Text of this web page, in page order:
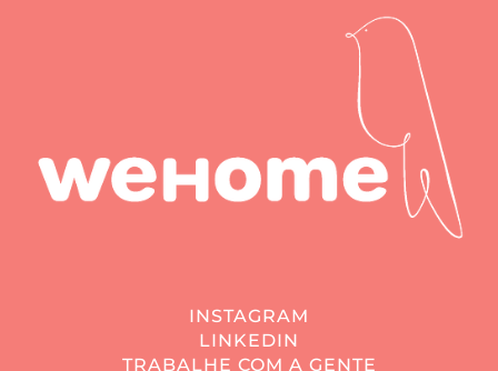
INSTAGRAM
LINKEDIN
TRABALHE COM A GENTE